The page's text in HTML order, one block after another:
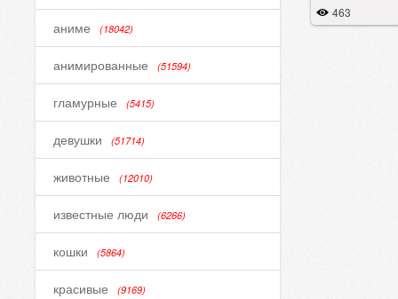
аниме (18042)
анимированные (51594)
гламурные (5415)
девушки (51714)
животные (12010)
известные люди (6266)
кошки (5864)
красивые (9169)
463